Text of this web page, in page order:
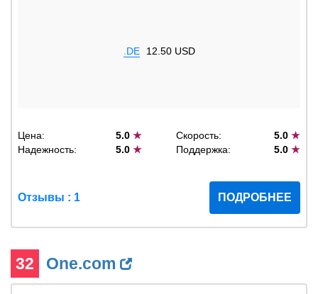
.DE 12.50 USD
Цена: 5.0★ Скорость: 5.0 ★
Надежность:
5.0★ Поддержка: 5.0 ★
Отзывы : 1 ПОДРОБНЕЕ
32 One.com